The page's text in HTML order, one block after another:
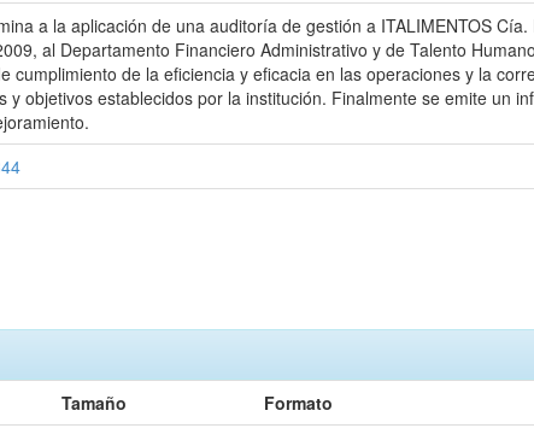
a la aplicación de una auditoría de gestión a ITALIMENTOS
al Departamento Financiero Administrativo y de Talento
cumplimiento de la eficiencia y eficacia en las operaciones y la
objetivos establecidos por la institución. Finalmente se emite un
Tamaño
Formato